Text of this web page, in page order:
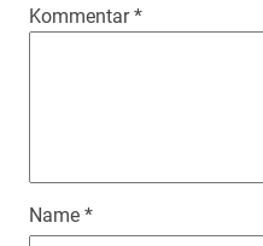
Kommentar*
Name *